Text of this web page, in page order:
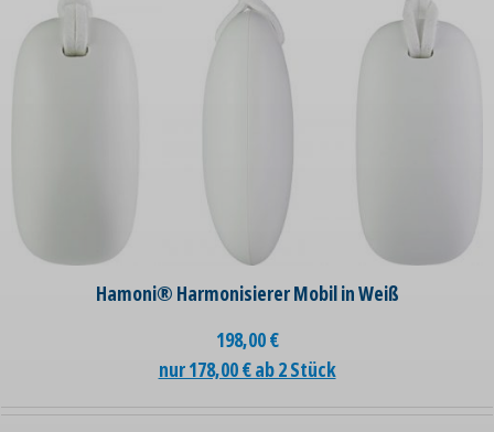
Hamoni® Harmonisierer Mobil in Weiß
198,00€
nur 178,00 € ab 2 Stück